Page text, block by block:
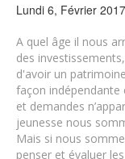
Lundi 6, Février
A quel âge il nous
des
d'avoir un
façon indépendante
et demandes
jeunesse nous
Mais si nous
penser et évaluer